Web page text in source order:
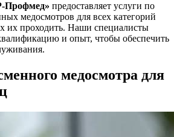
предоставляет услуги по
медосмотров для всех категорий
их проходить. Наши специалисты
и опыт, чтобы обеспечить
медосмотра для